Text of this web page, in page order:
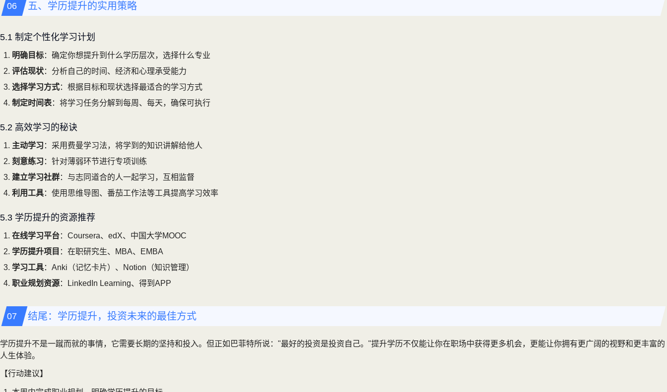
五、学历提升的实用策略
5.1 制定个性化学习计划
明确目标：确定你想提升到什么学历层次，选择什么专业
评估现状：分析自己的时间、经济和心理承受能力
选择学习方式：根据目标和现状选择最适合的学习方式
制定时间表：将学习任务分解到每周、每天，确保可执行
5.2 高效学习的秘诀
主动学习 ：采用费曼学习法，将学到的知识讲解给他人
刻意练习 ：针对薄弱环节进行专项训练
建立学习社群：与志同道合的人一起学习，互相监督
利用工具：使用思维导图、番茄工作法等工具提高学习效率
5.3 学历提升的资源推荐
在线学习平台：Coursera、edX、中国大学MOOC
学历提升项目 ：在职研究生、MBA、EMBA
学习工具：Anki（记忆卡片）、Notion（知识管理）
职业规划资源：LinkedIn Learning、得到APP
结尾：学历提升，投资未来的最佳方式
学历提升不是一蹴而就的事情，它需要长期的坚持和投入。但正如巴菲特所说："最好的投资是投资自己。"提升学历不仅能让你在职场中获得更多机会，更能让你拥有更广阔的视野和更丰富的
人生体验。
【行动建议】